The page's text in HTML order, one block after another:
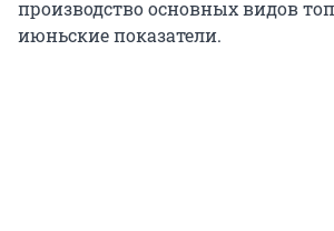
производство основных видов
июньские показатели.